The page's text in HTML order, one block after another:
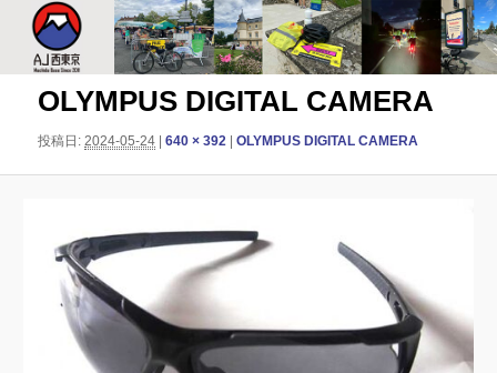
AJ西東京
このサイトは、オダックスジャパン西東京主催のブルベ情報を発信していま
す。XServer
OLYMPUS DIGITAL CAMERA
投稿日: 2024-05-24 |640 × 392 |OLYMPUS DIGITAL CAMERA